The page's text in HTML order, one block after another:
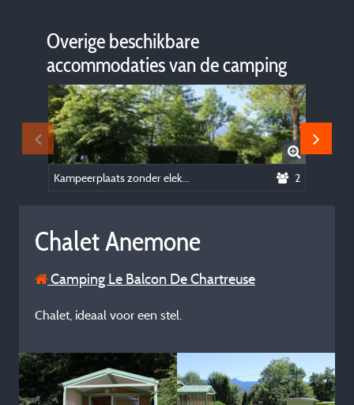
Overige beschikbare
accommodaties van de camping
2
Chalet Anemone
Camping Le Balcon De Chartreuse
Chalet, ideaal voor een stel.